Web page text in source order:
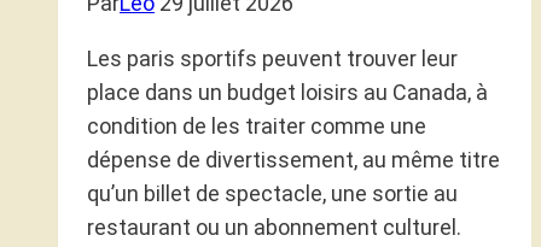
Les paris sportifs peuvent trouver leur
place dans un budget loisirs au Canada, à
condition de les traiter comme une
dépense de divertissement, au même titre
qu’un billet de spectacle, une sortie au
restaurant ou un abonnement culturel.